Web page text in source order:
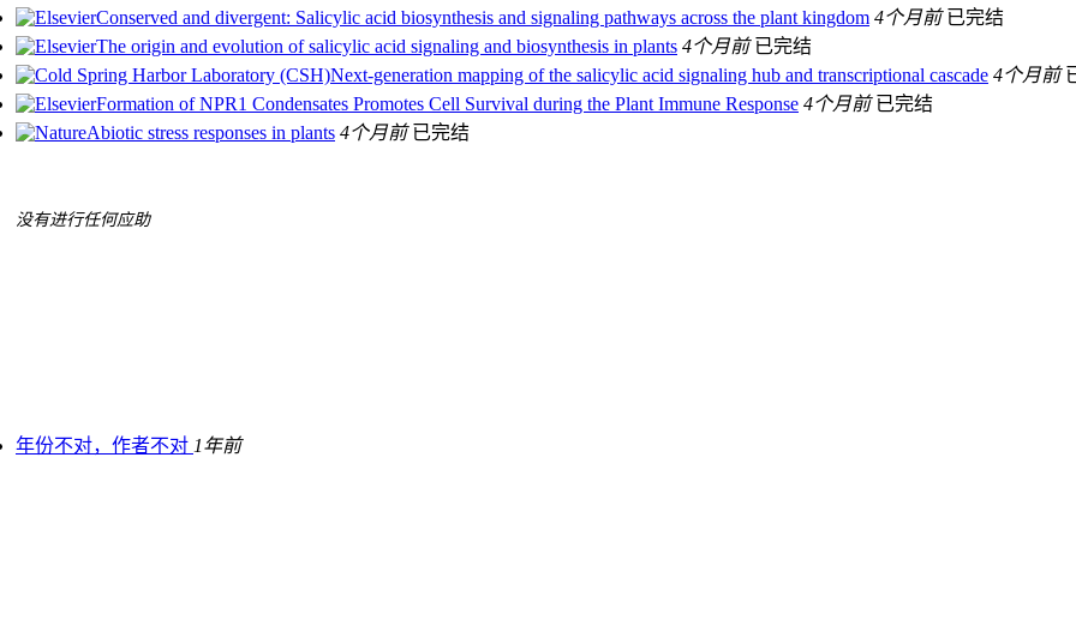
Conserved and divergent: Salicylic acid biosynthesis and signaling pathways across the plant kingdom 4个月前 已完结
The origin and evolution of salicylic acid signaling and biosynthesis in plants 4个月前 已完结
Next-generation mapping of the salicylic acid signaling hub and transcriptional cascade 4个月前
Formation of NPR1 Condensates Promotes Cell Survival during the Plant Immune Response 4个月前 已完结
Abiotic stress responses in plants 4个月前 已完结
没有进行任何应助
年份不对，作者不对 1年前